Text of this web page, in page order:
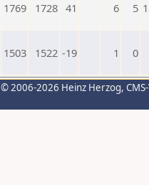
1769 1728 41 6 5
1503 1522 -19 1 0
© 2006-2026 Heinz Herzog,